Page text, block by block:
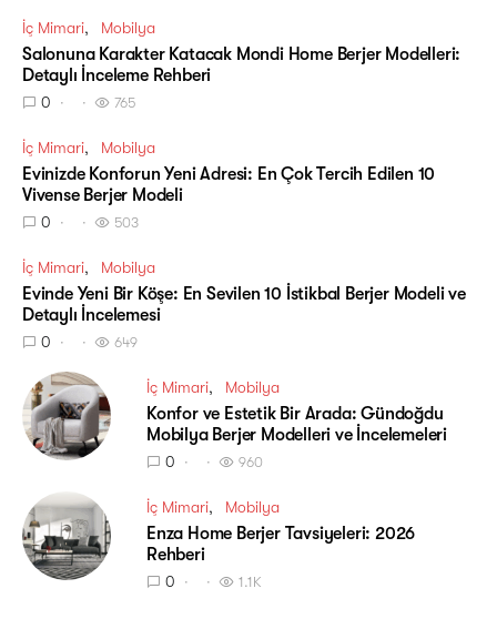
İç Mimari Mobilya
Salonuna Karakter Katacak Mondi Home Berjer Modelleri:
Detaylı İnceleme Rehberi
0 765
İç Mimari Mobilya
Evinizde Konforun Yeni Adresi: En Çok Tercih Edilen 10
Vivense Berjer Modeli
0 503
İç Mimari Mobilya
Evinde Yeni Bir Köşe: En Sevilen 10 İstikbal Berjer Modeli ve
Detaylı İncelemesi
0 649
İç Mimari Mobilya
Konfor ve Estetik Bir Arada: Gündoğdu
Mobilya Berjer Modelleri ve İncelemeleri
0 960
İç Mimari Mobilya
Enza Home Berjer Tavsiyeleri: 2026
Rehberi
0 1.1K